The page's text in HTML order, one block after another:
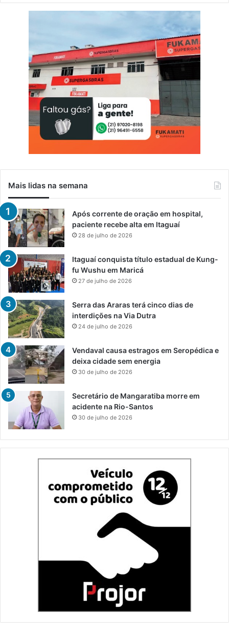
Mais lidas na semana
Após corrente de oração em hospital,
paciente recebe alta em Itaguaí
28 de julho de 2026
Itaguaí conquista título estadual de Kung-
fu Wushu em Maricá
27 de julho de 2026
Serra das Araras terá cinco dias de
interdições na Via Dutra
24 de julho de 2026
Vendaval causa estragos em Seropédica e
deixa cidade sem energia
30 de julho de 2026
Secretário de Mangaratiba morre em
acidente na Rio-Santos
30 de julho de 2026